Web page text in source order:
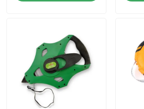
Hakkımızda
Fabrika turu